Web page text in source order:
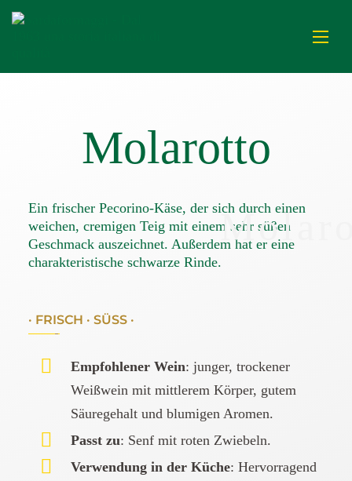
Molarotto
Ein frischer Pecorino-Käse, der sich durch einen
weichen, cremigen Teig mit einem sehr süßen
Geschmack auszeichnet. Außerdem hat er eine
charakteristische schwarze Rinde.
· FRISCH · SÜSS ·
Empfohlener Wein: junger, trockener
Weißwein mit mittlerem Körper, gutem
Säuregehalt und blumigen Aromen.
Passt zu: Senf mit roten Zwiebeln.
Verwendung in der Küche: Hervorragend